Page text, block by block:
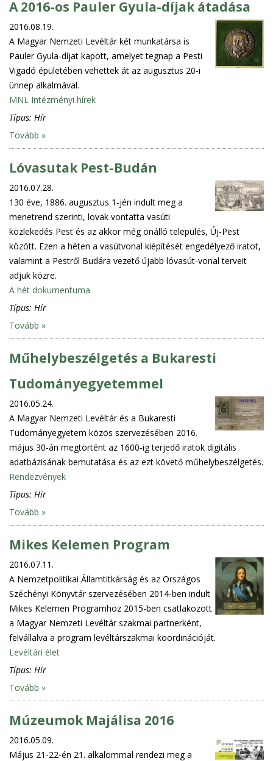
A 2016-os Pauler Gyula-díjak átadása
2016.08.19.
A Magyar Nemzeti Levéltár két munkatársa is
Pauler Gyula-díjat kapott, amelyet tegnap a Pesti
Vigadó épületében vehettek át az augusztus 20-i
ünnep alkalmával.
MNL Intézményi hírek
Típus: Hír
Tovább »
Lóvasutak Pest-Budán
2016.07.28.
130 éve, 1886. augusztus 1-jén indult meg a
menetrend szerinti, lovak vontatta vasúti
közlekedés Pest és az akkor még önálló település, Új-Pest
között. Ezen a héten a vasútvonal kiépítését engedélyező iratot,
valamint a Pestről Budára vezető újabb lóvasút-vonal terveit
adjuk közre.
A hét dokumentuma
Típus: Hír
Tovább »
Műhelybeszélgetés a Bukaresti
Tudományegyetemmel
2016.05.24.
A Magyar Nemzeti Levéltár és a Bukaresti
Tudományegyetem közös szervezésében 2016.
május 30-án megtörtént az 1600-ig terjedő iratok digitális
adatbázisának bemutatása és az ezt követő műhelybeszélgetés.
Rendezvények
Típus: Hír
Tovább »
Mikes Kelemen Program
2016.07.11.
A Nemzetpolitikai Államtitkárság és az Országos
Széchényi Könyvtár szervezésében 2014-ben indult
Mikes Kelemen Programhoz 2015-ben csatlakozott
a Magyar Nemzeti Levéltár szakmai partnerként,
felvállalva a program levéltárszakmai koordinációját.
Levéltári élet
Típus: Hír
Tovább »
Múzeumok Majálisa 2016
2016.05.09.
Május 21-22-én 21. alkalommal rendezi meg a